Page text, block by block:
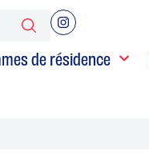
de résidence